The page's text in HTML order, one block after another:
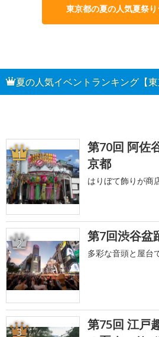
東京都の夏の人気夏祭
夏の人気イベントランキング【東
1
第70回 阿佐
京都
はりぼて飾りが商
2 第7回渋谷盆
多彩な音頭と屋台
3
第75回 江戸